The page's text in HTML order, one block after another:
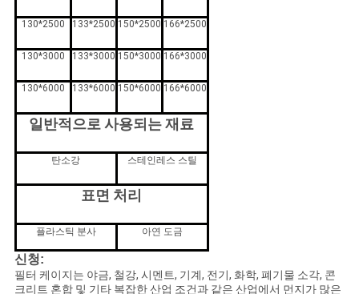
130*2500 133*2500 150*2500 166*2500
130*3000 133*3000 150*3000 166*3000
130*6000 133*6000 150*6000 166*6000
일반적으로 사용되는 재료
탄소강 스테인레스 스틸
표면 처리
플라스틱 분사 아연 도금
신청:
필터 케이지는 야금, 철강, 시멘트, 기계, 전기, 화학, 폐기물 소각, 콘
크리트 혼합 및 기타 복잡한 산업 조건과 같은 산업에서 먼지가 많은